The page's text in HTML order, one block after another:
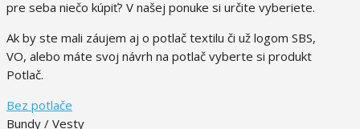
pre seba niečo kúpiť? V našej ponuke si určite vyberiete.
Ak by ste mali záujem aj o potlač textilu či už logom SBS,
VO, alebo máte svoj návrh na potlač vyberte si produkt
Potlač.
Bez potlače
Bundy / Vesty